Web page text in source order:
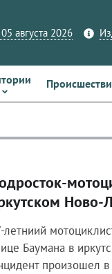
августа 2026
Ново-
летниий
Баумана в
произошел в